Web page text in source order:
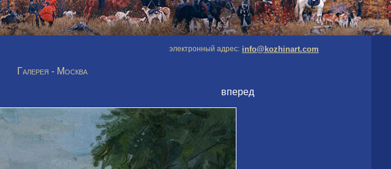
электронный адрес: info@kozhinart.com
Галерея - Москва
вперед